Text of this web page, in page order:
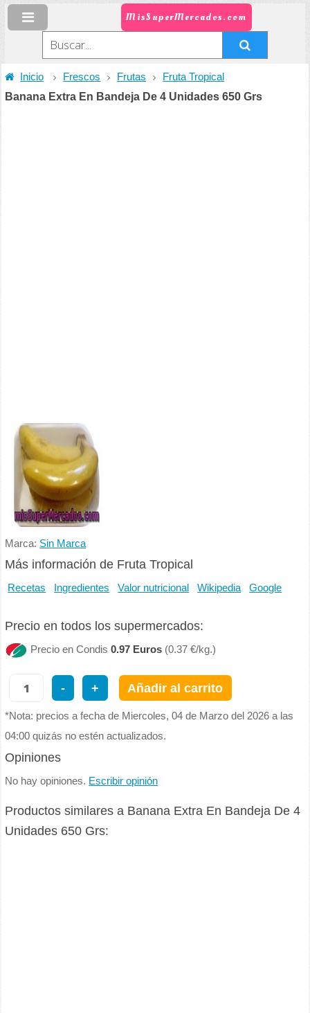
MisSuperMercados.com
Inicio Frescos Frutas Fruta Tropical
Banana Extra En Bandeja De 4 Unidades 650 Grs
Marca: Sin Marca
Más información de Fruta Tropical
Recetas Ingredientes Valor nutricional Wikipedia Google
Precio en todos los supermercados:
Precio en Condis0.97 Euros (0.37 €/kg.)
- + Añadir al carrito
*Nota: precios a fecha de Miercoles, 04 de Marzo del 2026 a las
04:00 quizás no estén actualizados.
Opiniones
No hay opiniones. Escribir opinión
Productos similares a Banana Extra En Bandeja De 4
Unidades 650 Grs: